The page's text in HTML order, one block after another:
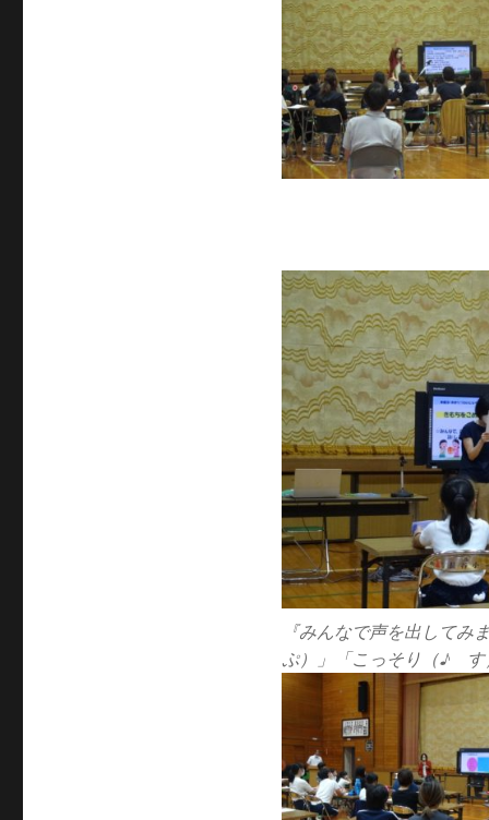
『みんなで声を出して
ぷ）」「こっそり（♪ す